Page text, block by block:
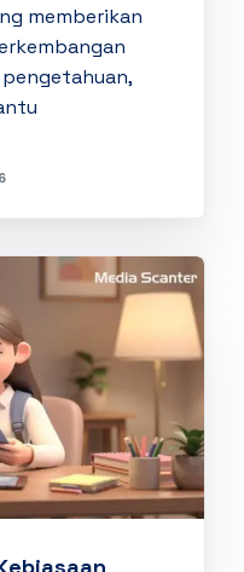
memberikan